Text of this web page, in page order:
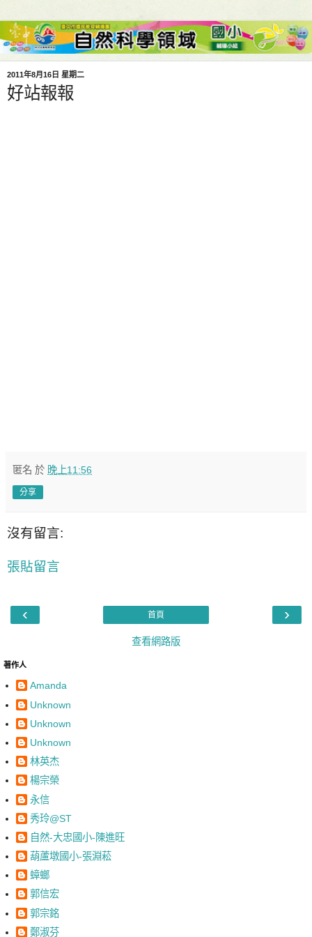
2011年8月16日 星期二
好站報報
匿名 於 晚上11:56
分享
沒有留言:
張貼留言
‹ ›
首頁
查看網路版
著作人
Amanda
Unknown
Unknown
Unknown
林英杰
楊宗榮
永信
秀玲@ST
自然-大忠國小-陳進旺
葫蘆墩國小-張淵菘
蟑螂
郭信宏
郭宗銘
鄭淑芬